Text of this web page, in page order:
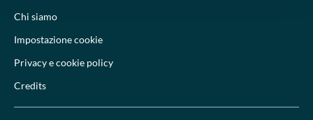
Chi siamo
Impostazione cookie
Privacy e cookie policy
Credits